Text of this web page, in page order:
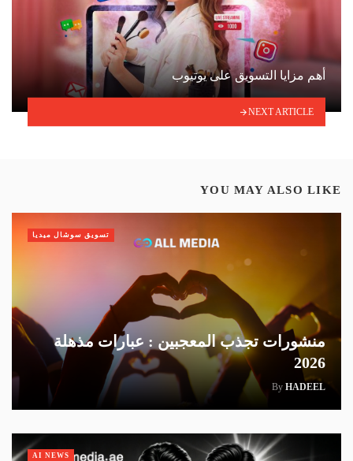
أهم مزايا التسويق على يوتيوب
NEXT ARTICLE
YOU MAY ALSO LIKE
منشورات تجذب المعجبين : عبارات مذهلة
2026
By HADEEL
تسويق سوشال ميديا
AI NEWS